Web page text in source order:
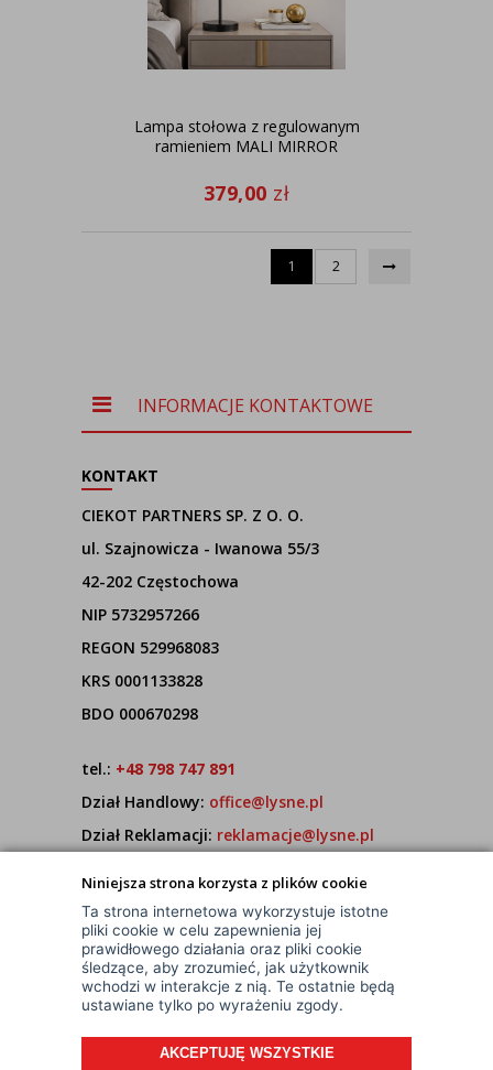
Niniejsza strona korzysta z plików cookie
Ta strona internetowa wykorzystuje istotne
pliki cookie w celu zapewnienia jej
prawidłowego działania oraz pliki cookie
śledzące, aby zrozumieć, jak użytkownik
wchodzi w interakcje z nią. Te ostatnie będą
ustawiane tylko po wyrażeniu zgody.
AKCEPTUJĘ WSZYSTKIE
Lampa stołowa z regulowanym
ramieniem MALI MIRROR
379,00 zł
1 2
INFORMACJE KONTAKTOWE
KONTAKT
CIEKOT PARTNERS SP. Z O. O.
ul. Szajnowicza - Iwanowa 55/3
42-202 Częstochowa
NIP 5732957266
REGON 529968083
KRS 0001133828
BDO 000670298
tel.: +48 798 747 891
Dział Handlowy: office@lysne.pl
Dział Reklamacji: reklamacje@lysne.pl
7:00 - 15:00
© Wszelkie Prawa Zastrzeżone